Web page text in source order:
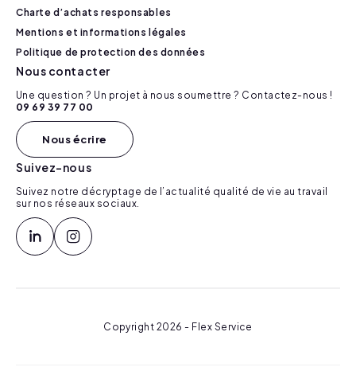
Charte d’achats responsables
Mentions et informations légales
Politique de protection des données
Nous contacter
Une question ? Un projet à nous soumettre ? Contactez-nous !
09 69 39 77 00
Nous écrire
Suivez-nous
Suivez notre décryptage de l’actualité qualité de vie au travail
sur nos réseaux sociaux.
Copyright 2026 - Flex Service